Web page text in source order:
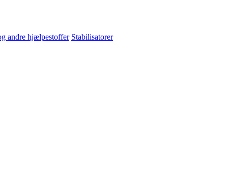
andre hjælpestoffer Stabilisatorer